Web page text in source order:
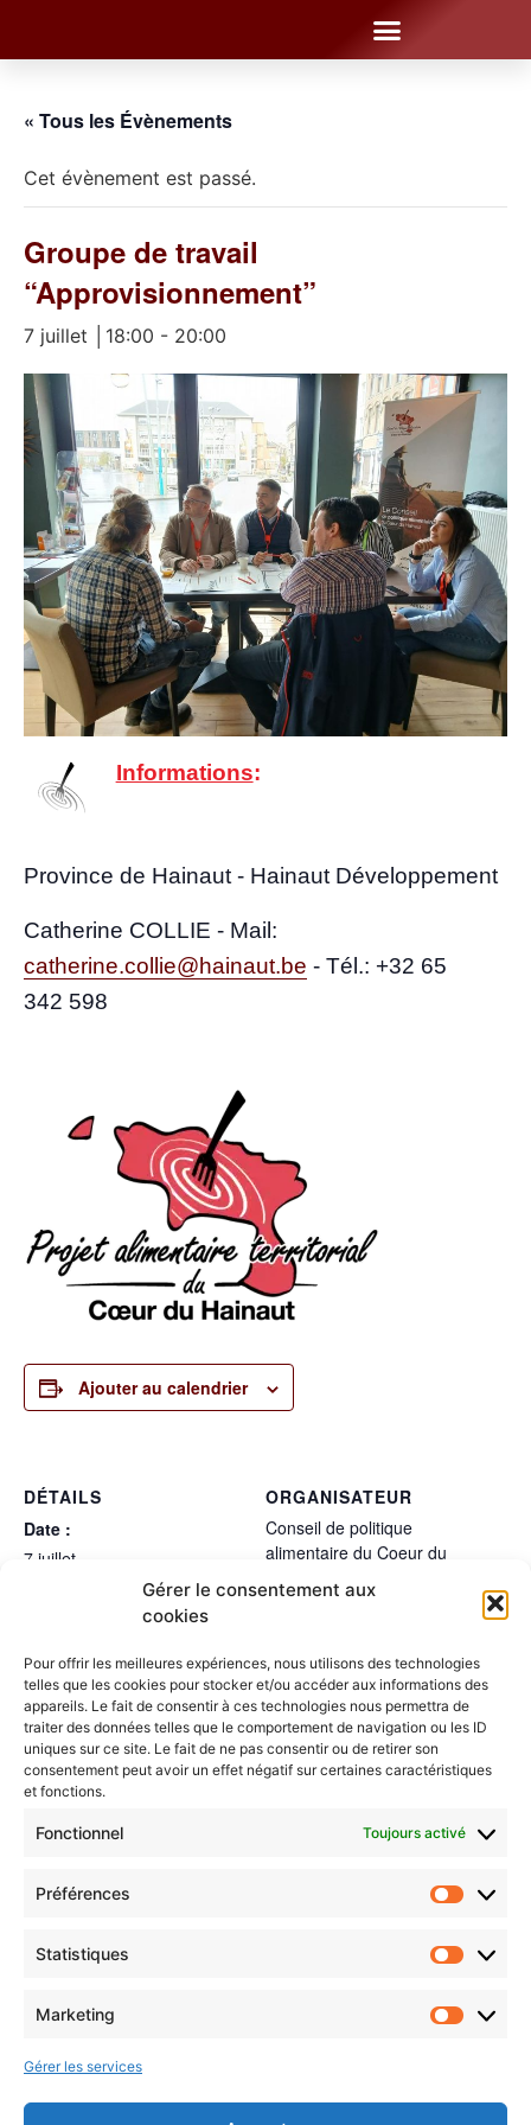
Gérer le consentement aux
cookies
Pour offrir les meilleures expériences, nous utilisons des technologies
telles que les cookies pour stocker et/ou accéder aux informations des
appareils. Le fait de consentir à ces technologies nous permettra de
traiter des données telles que le comportement de navigation ou les ID
uniques sur ce site. Le fait de ne pas consentir ou de retirer son
consentement peut avoir un effet négatif sur certaines caractéristiques
et fonctions.
Fonctionnel Toujours activé
Préférences
Statistiques
Marketing
Gérer les services
« Tous les Évènements
Cet évènement est passé.
Groupe de travail
“Approvisionnement”
7 juillet │18:00 - 20:00
Infor­ma­tions:
Pro­vince de Hai­naut - Hai­naut Développement
Cathe­rine COLLIE - Mail:
catherine.collie@hainaut.be - Tél.: +32 65
342 598
Ajouter au calendrier
DÉTAILS
Date :
7 juillet
LIEU
Ecaussinnes?
ORGANISATEUR
Conseil de politique
alimentaire du Coeur du
Hainaut
Groupe de travail
“Approvisionnement”
Groupe de travail
“Approvisionnement”